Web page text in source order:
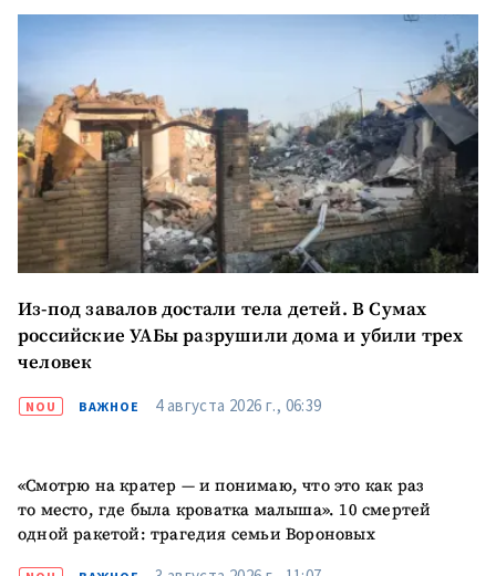
Из-под завалов достали тела детей. В Сумах
российские УАБы разрушили дома и убили трех
человек
NOU ВАЖНОЕ 4 августа 2026 г., 06:39
«Смотрю на кратер — и понимаю, что это как раз
то место, где была кроватка малыша». 10 смертей
одной ракетой: трагедия семьи Вороновых